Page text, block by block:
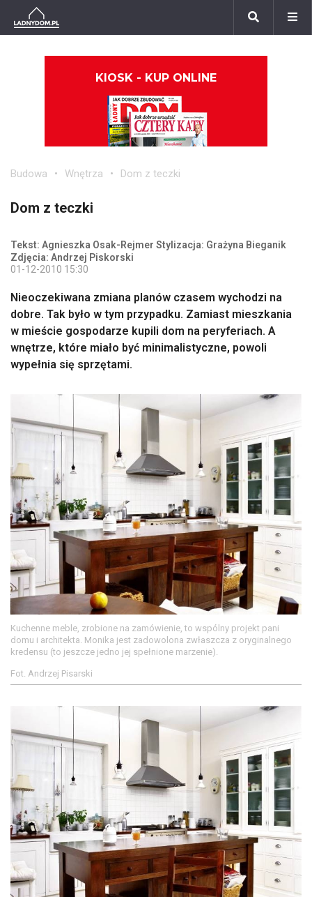
KIOSK - KUP ONLINE
Budowa Wnętrza Dom z teczki
Dom z teczki
Tekst: Agnieszka Osak-Rejmer Stylizacja: Grażyna Bieganik
Zdjęcia: Andrzej Piskorski
01-12-2010 15:30
Nieoczekiwana zmiana planów czasem wychodzi na
dobre. Tak było w tym przypadku. Zamiast mieszkania
w mieście gospodarze kupili dom na peryferiach. A
wnętrze, które miało być minimalistyczne, powoli
wypełnia się sprzętami.
Kuchenne meble, zrobione na zamówienie, to wspólny projekt pani
domu i architekta. Monika jest zadowolona zwłaszcza z oryginalnego
kredensu (to jeszcze jedno jej spełnione marzenie).
Fot. Andrzej Pisarski